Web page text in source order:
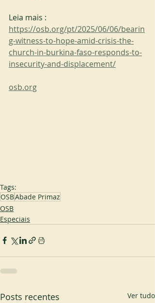
Leia mais :
https://osb.org/pt/2025/06/06/bearin
g-witness-to-hope-amid-crisis-the-
church-in-burkina-faso-responds-to-
insecurity-and-displacement/
osb.org
Tags:
OSBAbade Primaz
OSB
Especiais
Posts recentes Ver tudo